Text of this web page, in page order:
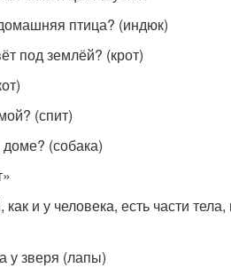
птица? (индюк)
под землёй? (крот)
(спит)
(собака)
как и у человека, есть части
у зверя (лапы)